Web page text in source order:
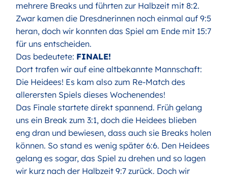
mehrere Breaks und führten zur Halbzeit mit 8:2.
Zwar kamen die Dresdnerinnen noch einmal auf 9:5
heran, doch wir konnten das Spiel am Ende mit 15:7
für uns entscheiden.
Das bedeutete: FINALE!
Dort trafen wir auf eine altbekannte Mannschaft:
Die Heidees! Es kam also zum Re-Match des
allerersten Spiels dieses Wochenendes!
Das Finale startete direkt spannend. Früh gelang
uns ein Break zum 3:1, doch die Heidees blieben
eng dran und bewiesen, dass auch sie Breaks holen
können. So stand es wenig später 6:6. Den Heidees
gelang es sogar, das Spiel zu drehen und so lagen
wir kurz nach der Halbzeit 9:7 zurück. Doch wir